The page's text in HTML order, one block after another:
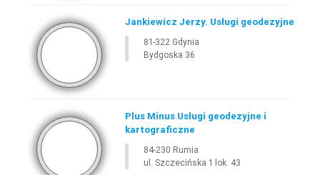
Jankiewicz Jerzy. Usługi geodezyjne
81-322 Gdynia
Bydgoska 36
Plus Minus Usługi geodezyjne i
kartograficzne
84-230 Rumia
ul. Szczecińska 1 lok. 43